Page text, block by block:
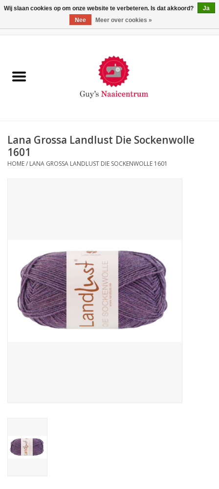
Machines
Paspoppen
Stoffen
Breien en haken
Handwerk
Lana Grossa Landlust Die Sockenwolle
1601
HOME/ LANA GROSSA LANDLUST DIE SOCKENWOLLE 1601
Wij slaan cookies op om onze website te verbeteren. Is dat akkoord?
Ja
Nee
Meer over cookies »